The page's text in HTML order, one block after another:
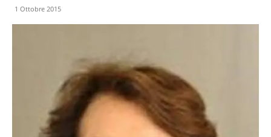
1 Ottobre 2015